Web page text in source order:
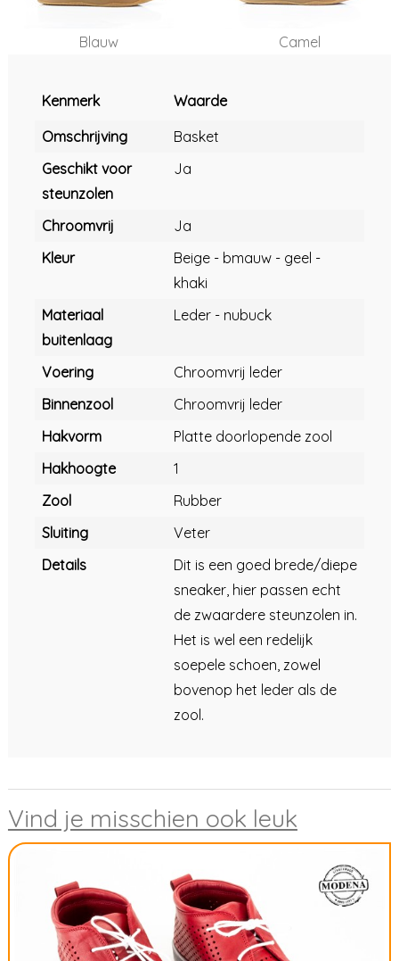
Blauw Camel
Kenmerk
Waarde
Omschrijving
Basket
Geschikt voor
steunzolen
Ja
Chroomvrij
Ja
Kleur
Beige - bmauw - geel -
khaki
Materiaal
buitenlaag
Leder - nubuck
Voering
Chroomvrij leder
Binnenzool
Chroomvrij leder
Hakvorm
Platte doorlopende zool
Hakhoogte
1
Zool
Rubber
Sluiting
Veter
Details
Dit is een goed brede/diepe
sneaker, hier passen echt
de zwaardere steunzolen in.
Het is wel een redelijk
soepele schoen, zowel
bovenop het leder als de
zool.
Vind je misschien ook leuk